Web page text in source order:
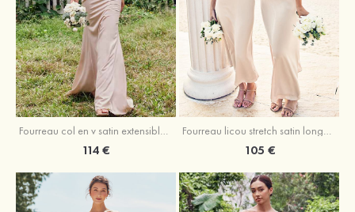
Fourreau col en v satin extensible ras du sol robe de demoiselle d'honneur
114 €
Fourreau licou stretch satin longueur cheville robe de demoiselle d'honneur
105 €